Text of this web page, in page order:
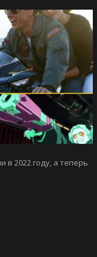
2022 году, а теперь